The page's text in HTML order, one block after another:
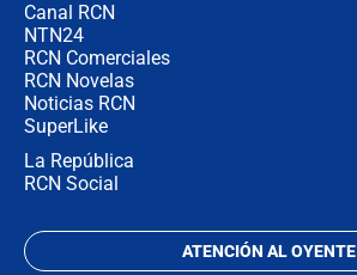
Canal RCN
NTN24
RCN Comerciales
RCN Novelas
Noticias RCN
SuperLike
La República
RCN Social
ATENCIÓN AL OYENTE